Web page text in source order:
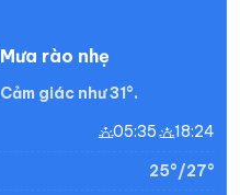
Mưa rào nhẹ
Cảm giác như 31°.
05:35 18:24
25°/27°